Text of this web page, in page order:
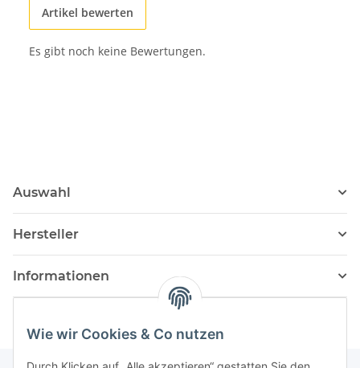
Wie wir Cookies & Co nutzen
Artikel bewerten
Es gibt noch keine Bewertungen.
Auswahl
Hersteller
Informationen